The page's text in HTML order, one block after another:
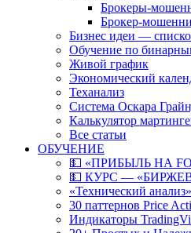
Брокеры-
Брокер-
Бизнес идеи —
Обучение по
Живой график
Экономический
Теханализ
Система Оскара
Калькулятор
Все статьи
ОБУЧЕНИЕ
💵 «ПРИБЫЛЬ НА
💵 КУРС —
«Технический
30 паттернов Price
Индикаторы